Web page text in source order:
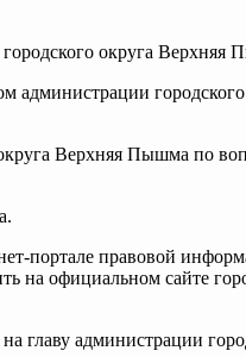
округа Верхняя
администрации
Верхняя Пышма по
портале правовой
на официальном сайте
главу администрации